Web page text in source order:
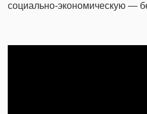
социально-экономическую —